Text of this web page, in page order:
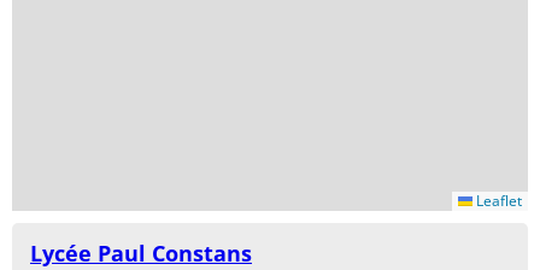
Leaflet
Lycée Paul Constans